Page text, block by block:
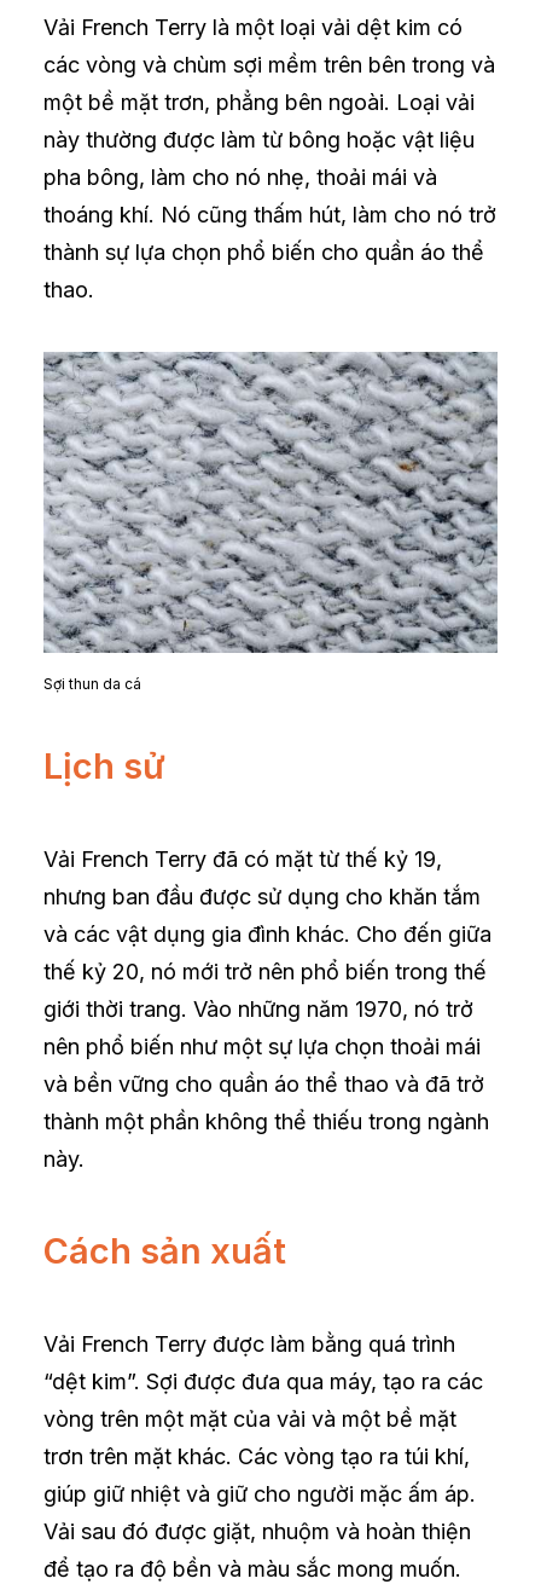
Vải French Terry là một loại vải dệt kim có
các vòng và chùm sợi mềm trên bên trong và
một bề mặt trơn, phẳng bên ngoài. Loại vải
này thường được làm từ bông hoặc vật liệu
pha bông, làm cho nó nhẹ, thoải mái và
thoáng khí. Nó cũng thấm hút, làm cho nó trở
thành sự lựa chọn phổ biến cho quần áo thể
thao.
Sợi thun da cá
Lịch sử
Vải French Terry đã có mặt từ thế kỷ 19,
nhưng ban đầu được sử dụng cho khăn tắm
và các vật dụng gia đình khác. Cho đến giữa
thế kỷ 20, nó mới trở nên phổ biến trong thế
giới thời trang. Vào những năm 1970, nó trở
nên phổ biến như một sự lựa chọn thoải mái
và bền vững cho quần áo thể thao và đã trở
thành một phần không thể thiếu trong ngành
này.
Cách sản xuất
Vải French Terry được làm bằng quá trình
“dệt kim”. Sợi được đưa qua máy, tạo ra các
vòng trên một mặt của vải và một bề mặt
trơn trên mặt khác. Các vòng tạo ra túi khí,
giúp giữ nhiệt và giữ cho người mặc ấm áp.
Vải sau đó được giặt, nhuộm và hoàn thiện
để tạo ra độ bền và màu sắc mong muốn.